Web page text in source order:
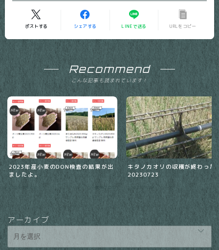
ポストする シェアする LINEで送る URLをコピー
Recommend
こんな記事も読まれています！
2023年産小麦のDON検査の結果が出
ましたよ。
2023.08.18 農場ブログ
キタノカオリの収穫が終わった
20230723
2023.07.24
アーカイブ